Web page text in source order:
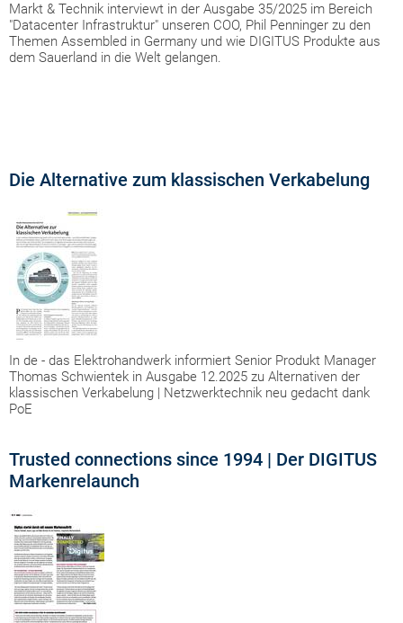
Markt & Technik interviewt in der Ausgabe 35/2025 im Bereich
"Datacenter Infrastruktur" unseren COO, Phil Penninger zu den
Themen Assembled in Germany und wie DIGITUS Produkte aus
dem Sauerland in die Welt gelangen.
Die Alternative zum klassischen Verkabelung
In de - das Elektrohandwerk informiert Senior Produkt Manager
Thomas Schwientek in Ausgabe 12.2025 zu Alternativen der
klassischen Verkabelung | Netzwerktechnik neu gedacht dank
PoE
Trusted connections since 1994 | Der DIGITUS
Markenrelaunch